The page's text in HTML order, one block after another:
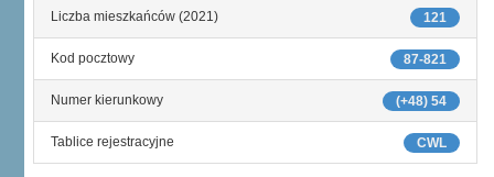
121
Liczba mieszkańców (2021)
87-821
Kod pocztowy
(+48) 54
Numer kierunkowy
CWL
Tablice rejestracyjne